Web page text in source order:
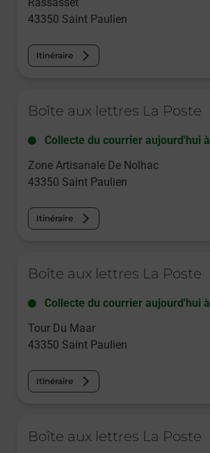
Rassasset
43350 Saint Paulien
Itinéraire
Boîte aux lettres La Poste
Collecte du courrier aujourd'hui à
Zone Artisanale De Nolhac
43350 Saint Paulien
Itinéraire
Boîte aux lettres La Poste
Collecte du courrier aujourd'hui à
Tour Du Maar
43350 Saint Paulien
Itinéraire
Boîte aux lettres La Poste